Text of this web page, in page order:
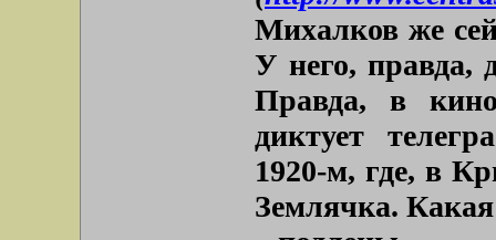
Михалков же
У него, правда,
Правда, в
диктует
1920-м, где, в
Землячка.